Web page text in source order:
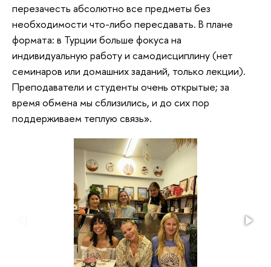
перезачесть абсолютно все предметы без
необходимости что-либо пересдавать. В плане
формата: в Турции больше фокуса на
индивидуальную работу и самодисциплину (нет
семинаров или домашних заданий, только лекции).
Преподаватели и студенты очень открытые; за
время обмена мы сблизились, и до сих пор
поддерживаем теплую связь».